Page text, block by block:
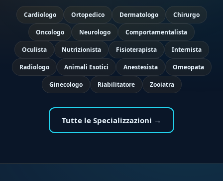
Cardiologo Ortopedico Dermatologo Chirurgo
Oncologo Neurologo Comportamentalista
Oculista Nutrizionista Fisioterapista Internista
Radiologo Animali Esotici Anestesista Omeopata
Ginecologo Riabilitatore Zooiatra
Tutte le Specializzazioni →